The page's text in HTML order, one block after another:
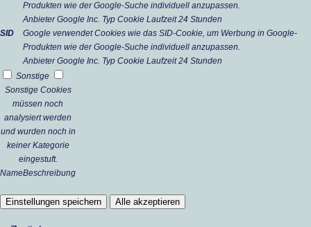
Produkten wie der Google-Suche individuell anzupassen.
Anbieter Google Inc. Typ Cookie Laufzeit 24 Stunden
SID
Google verwendet Cookies wie das SID-Cookie, um Werbung in Google-
Produkten wie der Google-Suche individuell anzupassen.
Anbieter Google Inc. Typ Cookie Laufzeit 24 Stunden
Sonstige
Sonstige Cookies
müssen noch
analysiert werden
und wurden noch in
keiner Kategorie
eingestuft.
NameBeschreibung
Einstellungen speichern Alle akzeptieren